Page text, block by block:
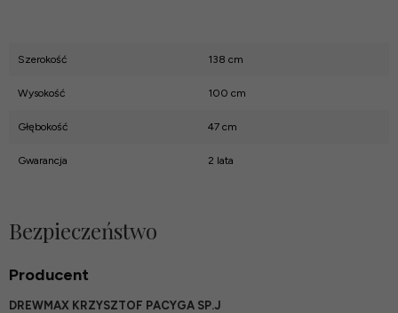
Szerokość 138 cm
Wysokość 100 cm
Głębokość 47 cm
Gwarancja 2 lata
Bezpieczeństwo
Producent
DREWMAX KRZYSZTOF PACYGA SP.J